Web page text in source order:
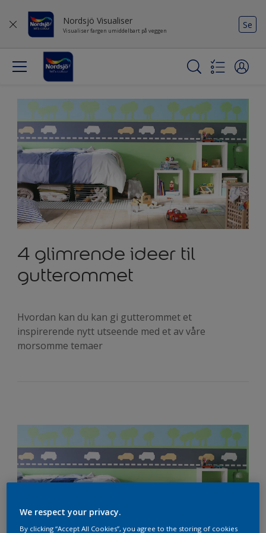
Nordsjö Visualiser
Visualiser fargen umiddelbart på veggen
Se
4 glimrende ideer til
gutterommet
Hvordan kan du kan gi gutterommet et
inspirerende nytt utseende med et av våre
morsomme temaer
We respect your privacy.
By clicking “Accept All Cookies”, you agree to the storing of cookies